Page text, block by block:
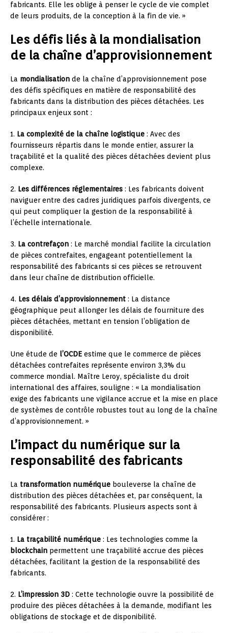
fabricants. Elle les oblige à penser le cycle de vie complet
de leurs produits, de la conception à la fin de vie. »
Les défis liés à la mondialisation
de la chaîne d’approvisionnement
La mondialisation de la chaîne d’approvisionnement pose
des défis spécifiques en matière de responsabilité des
fabricants dans la distribution des pièces détachées. Les
principaux enjeux sont :
1. La complexité de la chaîne logistique : Avec des
fournisseurs répartis dans le monde entier, assurer la
traçabilité et la qualité des pièces détachées devient plus
complexe.
2. Les différences réglementaires : Les fabricants doivent
naviguer entre des cadres juridiques parfois divergents, ce
qui peut compliquer la gestion de la responsabilité à
l’échelle internationale.
3. La contrefaçon : Le marché mondial facilite la circulation
de pièces contrefaites, engageant potentiellement la
responsabilité des fabricants si ces pièces se retrouvent
dans leur chaîne de distribution officielle.
4. Les délais d’approvisionnement : La distance
géographique peut allonger les délais de fourniture des
pièces détachées, mettant en tension l’obligation de
disponibilité.
Une étude de l’OCDE estime que le commerce de pièces
détachées contrefaites représente environ 3,3% du
commerce mondial. Maître Leroy, spécialiste du droit
international des affaires, souligne : « La mondialisation
exige des fabricants une vigilance accrue et la mise en place
de systèmes de contrôle robustes tout au long de la chaîne
d’approvisionnement. »
L’impact du numérique sur la
responsabilité des fabricants
La transformation numérique bouleverse la chaîne de
distribution des pièces détachées et, par conséquent, la
responsabilité des fabricants. Plusieurs aspects sont à
considérer :
1. La traçabilité numérique : Les technologies comme la
blockchain permettent une traçabilité accrue des pièces
détachées, facilitant la gestion de la responsabilité des
fabricants.
2. L’impression 3D : Cette technologie ouvre la possibilité de
produire des pièces détachées à la demande, modifiant les
obligations de stockage et de disponibilité.